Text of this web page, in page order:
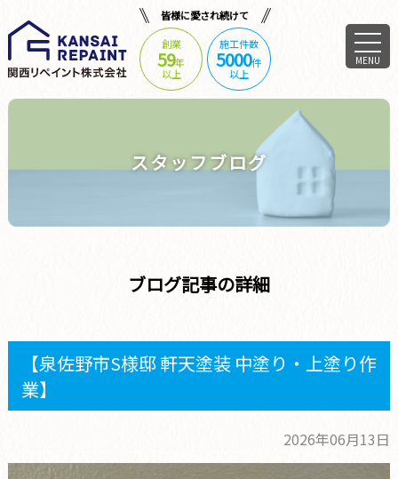
皆様に愛され続けて
創業
59年
以上
施工件数
5000件
以上
MENU
スタッフブログ
ブログ記事の詳細
【泉佐野市S様邸 軒天塗装 中塗り・上塗り作
業】
2026年06月13日